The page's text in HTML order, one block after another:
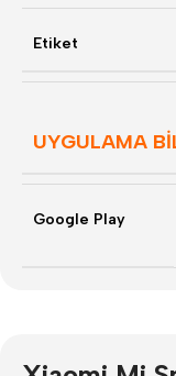
Etiket
UYGULAMA
Google Play